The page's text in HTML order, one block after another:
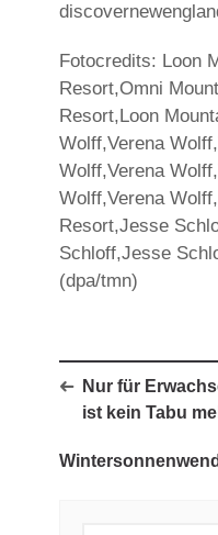
Fotocredits: Loon
Resort,Omni
Resort,Loon
Wolff,Verena
Wolff,Verena
Wolff,Verena
Resort,Jesse
Schloff,Jesse
(dpa/tmn)
Nur für
ist kein Tabu